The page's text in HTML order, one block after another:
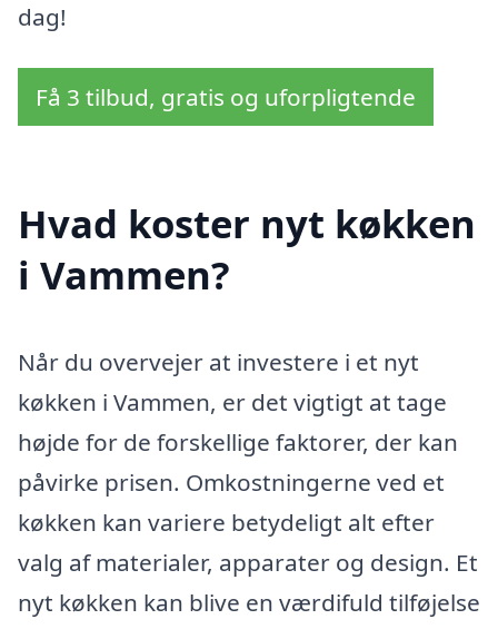
dag!
Få 3 tilbud, gratis og uforpligtende
Hvad koster nyt køkken
i Vammen?
Når du overvejer at investere i et nyt
køkken i Vammen, er det vigtigt at tage
højde for de forskellige faktorer, der kan
påvirke prisen. Omkostningerne ved et
køkken kan variere betydeligt alt efter
valg af materialer, apparater og design. Et
nyt køkken kan blive en værdifuld tilføjelse